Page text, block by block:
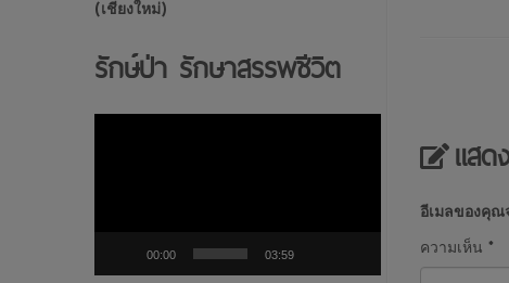
(เชียงใหม่)
รักษ์ป่า รักษาสรรพชีวิต
00:00 03:59
แสด
อีเมลของคุณ
ความเห็น *